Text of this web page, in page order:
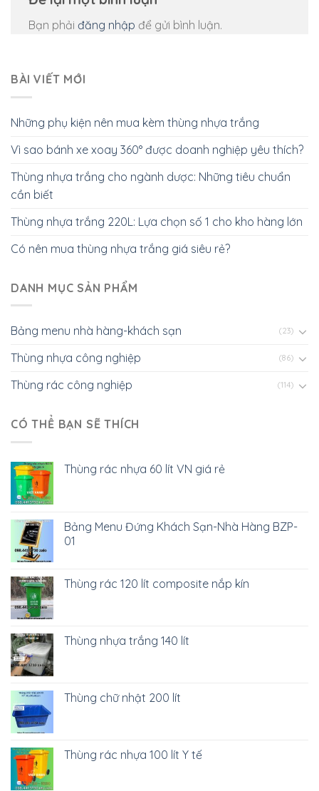
Bạn phải đăng nhập để gửi bình luận.
BÀI VIẾT MỚI
Những phụ kiện nên mua kèm thùng nhựa trắng
Vì sao bánh xe xoay 360° được doanh nghiệp yêu thích?
Thùng nhựa trắng cho ngành dược: Những tiêu chuẩn
cần biết
Thùng nhựa trắng 220L: Lựa chọn số 1 cho kho hàng lớn
Có nên mua thùng nhựa trắng giá siêu rẻ?
DANH MỤC SẢN PHẨM
Bảng menu nhà hàng-khách sạn (23)
Thùng nhựa công nghiệp (86)
Thùng rác công nghiệp (114)
CÓ THỂ BẠN SẼ THÍCH
Thùng rác nhựa 60 lít VN giá rẻ
Bảng Menu Đứng Khách Sạn-Nhà Hàng BZP-
01
Thùng rác 120 lít composite nắp kín
Thùng nhựa trắng 140 lít
Thùng chữ nhật 200 lít
Thùng rác nhựa 100 lít Y tế